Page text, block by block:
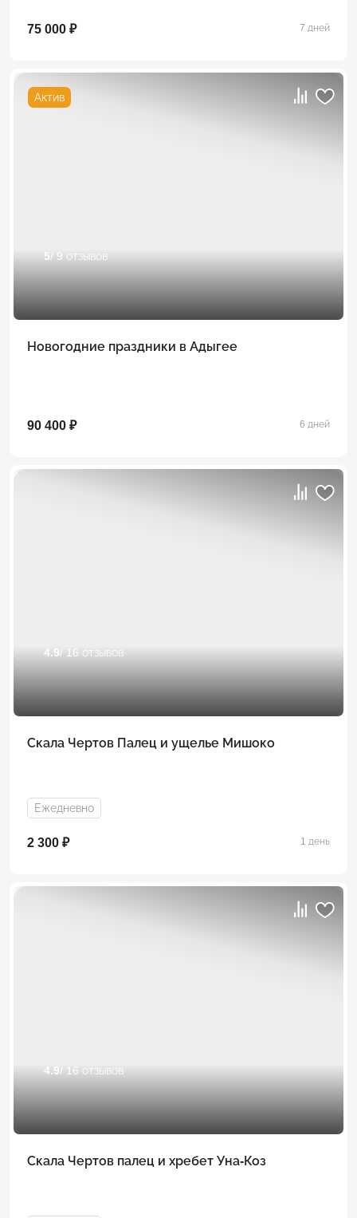
75 000 ₽ 7 дней
Актив
5/ 9 отзывов
Новогодние праздники в Адыгее
90 400 ₽ 6 дней
4.9 / 16 отзывов
Скала Чертов Палец и ущелье Мишоко
Ежедневно
2 300 ₽ 1 день
4.9 / 16 отзывов
Скала Чертов палец и хребет Уна-Коз